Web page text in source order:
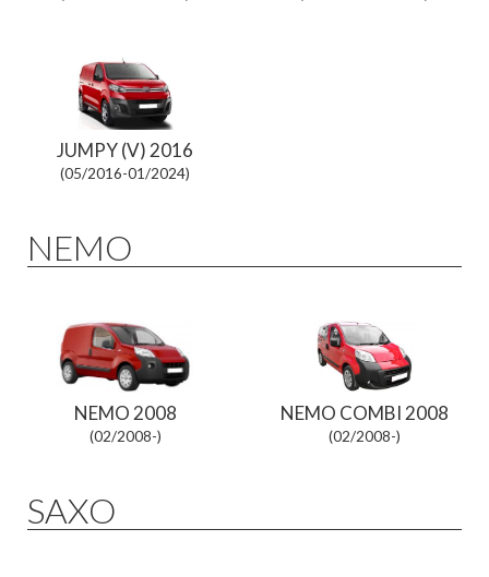
JUMPY (V) 2016
(05/2016-01/2024)
NEMO
NEMO 2008
(02/2008-)
NEMO COMBI 2008
(02/2008-)
SAXO